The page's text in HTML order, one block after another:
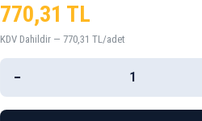
770,31 TL
KDV Dahildir — 770,31 TL/adet
−